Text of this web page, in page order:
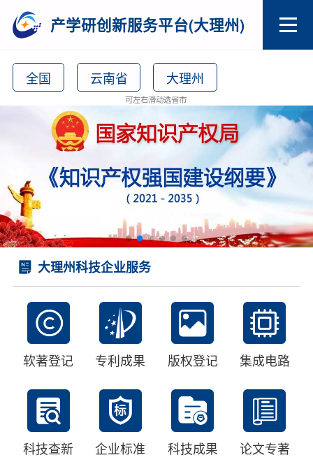
产学研创新服务平台(大理州)
全国 云南省 大理州
可左右滑动选省市
大理州科技企业服务
软著登记 专利成果 版权登记 集成电路
科技查新 企业标准 科技成果 论文专著